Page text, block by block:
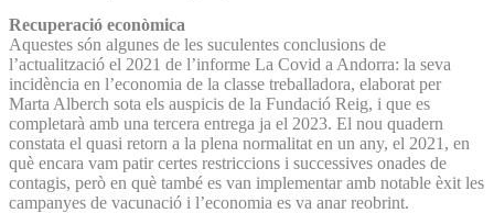
Recuperació econòmica
Aquestes són algunes de les suculentes conclusions de
l’actualització el 2021 de l’informe La Covid a Andorra: la seva
incidència en l’economia de la classe treballadora, elaborat per
Marta Alberch sota els auspicis de la Fundació Reig, i que es
completarà amb una tercera entrega ja el 2023. El nou quadern
constata el quasi retorn a la plena normalitat en un any, el 2021, en
què encara vam patir certes restriccions i successives onades de
contagis, però en què també es van implementar amb notable èxit les
campanyes de vacunació i l’economia es va anar reobrint.